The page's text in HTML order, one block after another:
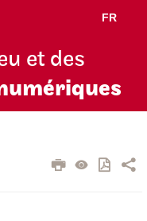
FR
et des